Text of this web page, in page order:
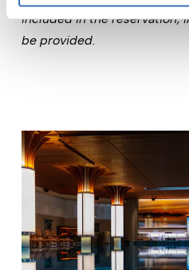
included in the reservation,
be provided.